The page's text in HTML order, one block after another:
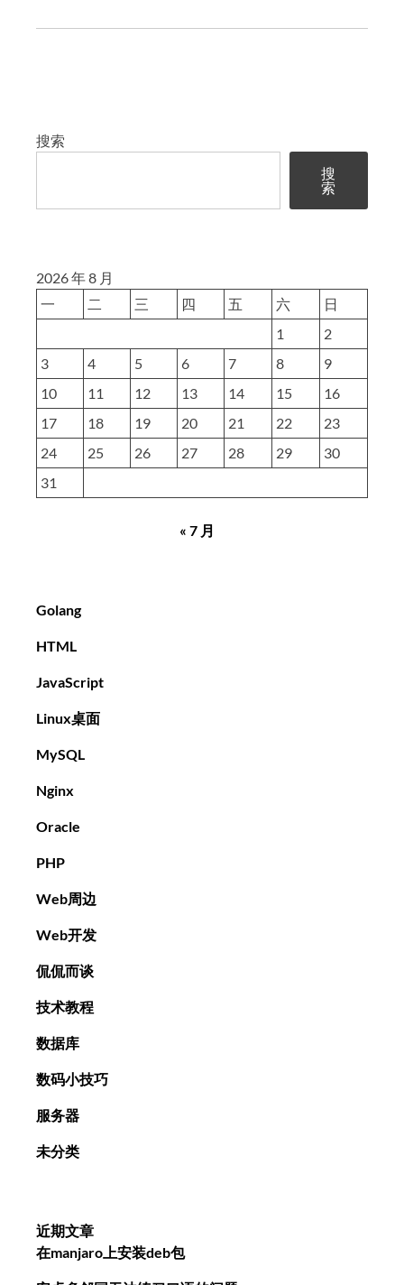
搜索
搜
索
2026 年 8 月
一
二 三 四 五 六
日
1
2
3
4 5 6 7 8
9
10
11 12 13 14 15
16
17
18 19 20 21 22
23
24
25 26 27 28 29
30
31
« 7 月
Golang
HTML
JavaScript
Linux桌面
MySQL
Nginx
Oracle
PHP
Web周边
Web开发
侃侃而谈
技术教程
数据库
数码小技巧
服务器
未分类
近期文章
在manjaro上安装deb包